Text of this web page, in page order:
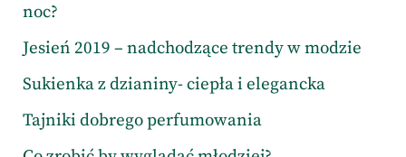
noc?
Jesień 2019 – nadchodzące trendy w modzie
Sukienka z dzianiny- ciepła i elegancka
Tajniki dobrego perfumowania